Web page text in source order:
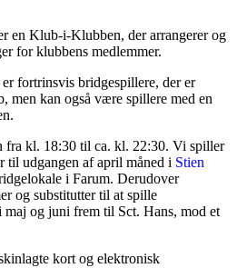
en Klub-i-Klubben, der arrangerer og
for klubbens medlemmer.
fortrinsvis bridgespillere, der er
men kan også være spillere med en
fra kl. 18:30 til ca. kl. 22:30. Vi spiller
til udgangen af april måned i Stien
i Farum. Derudover
og substitutter til at spille
maj og juni frem til Sct. Hans, mod et
kort og elektronisk